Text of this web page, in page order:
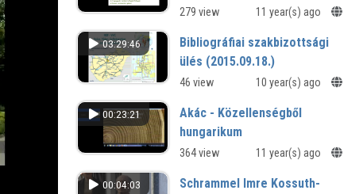
279 view 11 year(s) ago
03:29:46
Bibliográfiai szakbizottsági
ülés (2015.09.18.)
46 view 10 year(s) ago
00:23:21
Akác - Közellenségből
hungarikum
364 view 11 year(s) ago
00:04:03
Schrammel Imre Kossuth-